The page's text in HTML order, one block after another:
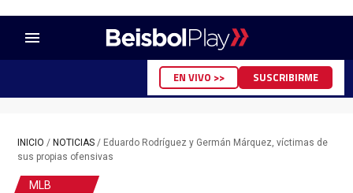
menu
EN VIVO >> SUSCRIBIRME
INICIO / NOTICIAS/ Eduardo Rodríguez y Germán Márquez, víctimas de
sus propias ofensivas
MLB